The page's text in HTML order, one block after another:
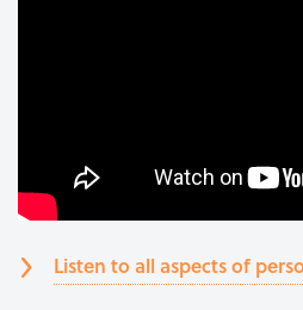
Listen to all aspects of